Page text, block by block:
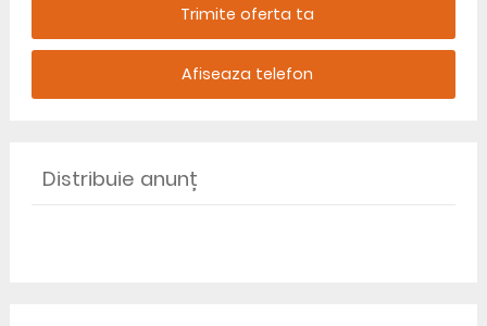
Trimite oferta ta
Afiseaza telefon
Distribuie anunț